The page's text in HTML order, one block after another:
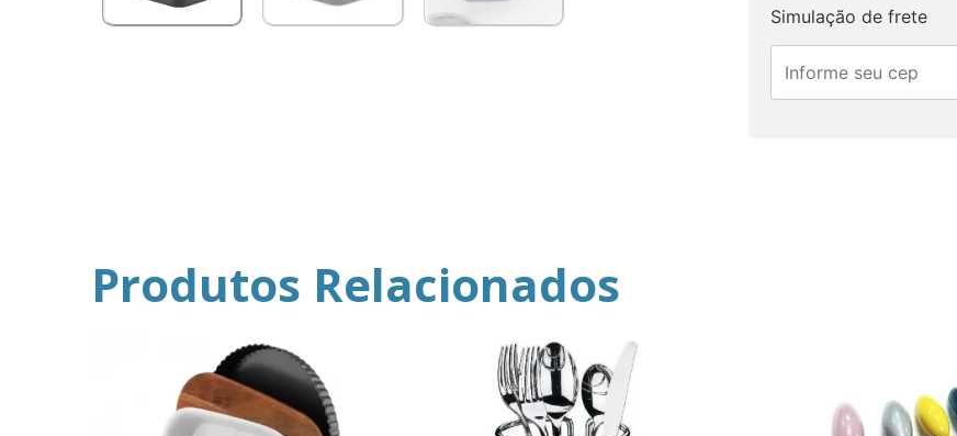
Simulação de frete
Produtos Relacionados